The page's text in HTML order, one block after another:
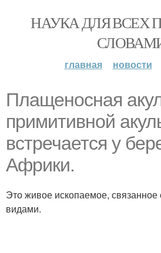
НАУКА ДЛЯ ВСЕХ
главная новости
Плащеносная
примитивной
встречается у
Африки.
Это живое ископаемое,
видами.